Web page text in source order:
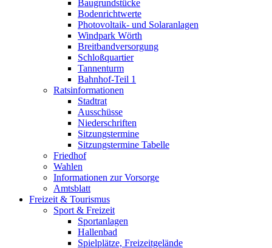
Baugrundstücke
Bodenrichtwerte
Photovoltaik- und Solaranlagen
Windpark Wörth
Breitbandversorgung
Schloßquartier
Tannenturm
Bahnhof-Teil 1
Ratsinformationen
Stadtrat
Ausschüsse
Niederschriften
Sitzungstermine
Sitzungstermine Tabelle
Friedhof
Wahlen
Informationen zur Vorsorge
Amtsblatt
Freizeit & Tourismus
Sport & Freizeit
Sportanlagen
Hallenbad
Spielplätze, Freizeitgelände